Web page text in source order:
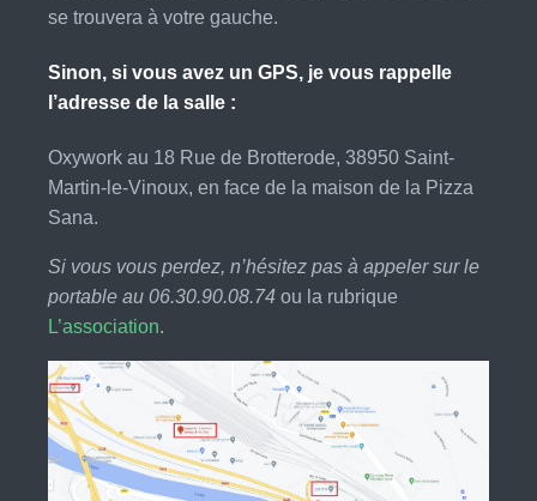
se trouvera à votre gauche.
Sinon, si vous avez un GPS, je vous rappelle
l’adresse de la salle :
Oxywork au 18 Rue de Brotterode, 38950 Saint-
Martin-le-Vinoux, en face de la maison de la Pizza
Sana.
Si vous vous perdez, n’hésitez pas à appeler sur le
portable au 06.30.90.08.74 ou la rubrique
L’association.